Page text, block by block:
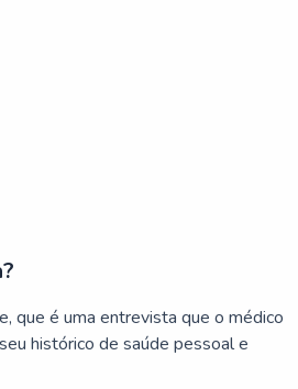
que é uma entrevista que o médico
histórico de saúde pessoal e